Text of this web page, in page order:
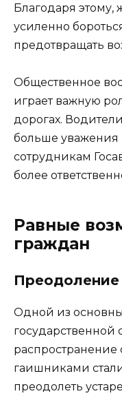
Благодаря
усиленно
предотвращать
Общественное
играет важную
дорогах.
больше
сотрудникам
более
Равные
граждан
Преодоление
Одной из
государственной
распространение
гаишниками
преодолеть